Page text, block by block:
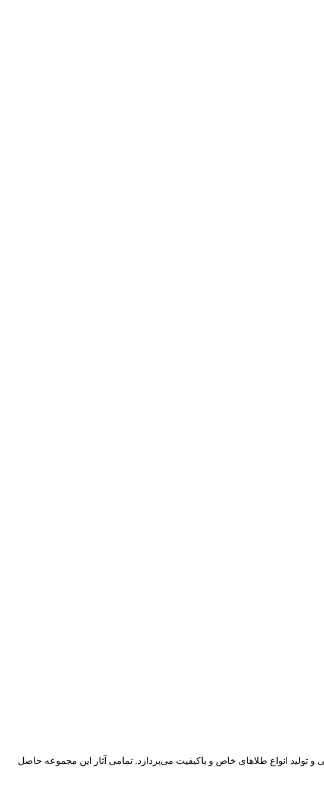
تولید انواع طلاهای خاص و باکیفیت می‌پردازد. تمامی آثار این مجموعه حاصل